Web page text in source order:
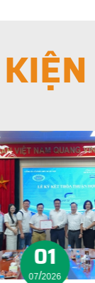
01
07/2026